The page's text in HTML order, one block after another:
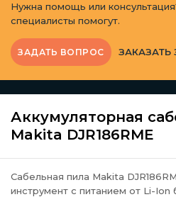
Нужна помощь или
специалисты помогут.
ЗАДАТЬ ВОПРОС ЗАКАЗАТЬ
Аккумуляторная
Makita DJR186RME
Сабельная пила Makita
инструмент с питанием от Li-Ion